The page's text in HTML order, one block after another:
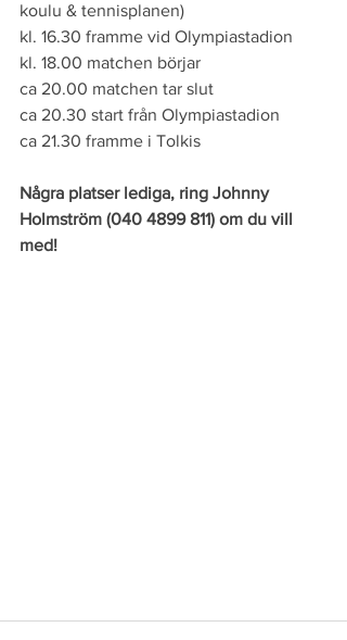
koulu & tennisplanen)
kl. 16.30 framme vid Olympiastadion
kl. 18.00 matchen börjar
ca 20.00 matchen tar slut
ca 20.30 start från Olympiastadion
ca 21.30 framme i Tolkis
Några platser lediga, ring Johnny
Holmström (040 4899 811) om du vill
med!